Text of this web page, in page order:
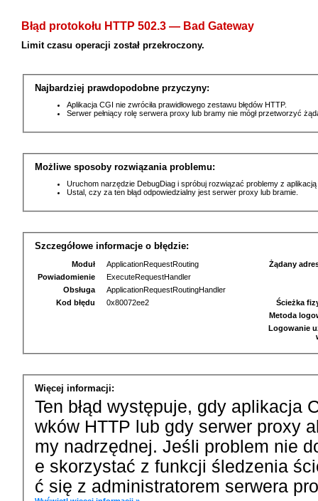
Błąd protokołu HTTP 502.3 — Bad Gateway
Limit czasu operacji został przekroczony.
Najbardziej prawdopodobne przyczyny:
Aplikacja CGI nie zwróciła prawidłowego zestawu błędów HTTP.
Serwer pełniący rolę serwera proxy lub bramy nie mógł przetworzyć
Możliwe sposoby rozwiązania problemu:
Uruchom narzędzie DebugDiag i spróbuj rozwiązać problemy z
Ustal, czy za ten błąd odpowiedzialny jest serwer proxy lub bramie.
Szczegółowe informacje o błędzie:
Moduł
ApplicationRequestRouting
Powiadomienie
ExecuteRequestHandler
Obsługa
ApplicationRequestRoutingHandler
Kod błędu
0x80072ee2
Żądany
Ścieżka
Metoda
Logowanie
Więcej informacji:
Ten błąd występuje, gdy aplikacja
wków HTTP lub gdy serwer proxy
my nadrzędnej. Jeśli problem nie
e skorzystać z funkcji śledzenia
ć się z administratorem serwera